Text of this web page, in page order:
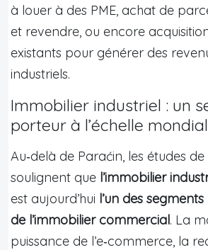
à louer à des PME, achat de
et revendre, ou encore
existants pour générer des
industriels.
Immobilier industriel : un
porteur à l’échelle
Au‑delà de Paraćin, les études
soulignent que l’immobilier
est aujourd’hui l’un des
de l’immobilier commercial. La
puissance de l’e‑commerce, la